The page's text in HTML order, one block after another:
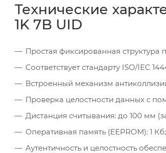
Технические
1K 7B UID
Простая фиксированная структура
Соответствует стандарту ISO/IEC
Встроенный механизм
Проверка целостности данных с
Дистанция считывания: до 100 мм
Оперативная память (EEPROM): 1 Кб;
Аутентичность и целостность